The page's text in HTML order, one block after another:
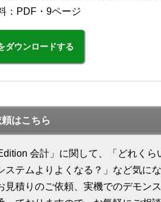
：PDF・9ページ
ダウンロードする
はこちら
会計」に関して、「どれくら
ステムよりよくなる？」など気に
見積りのご依頼、実機でのデモン